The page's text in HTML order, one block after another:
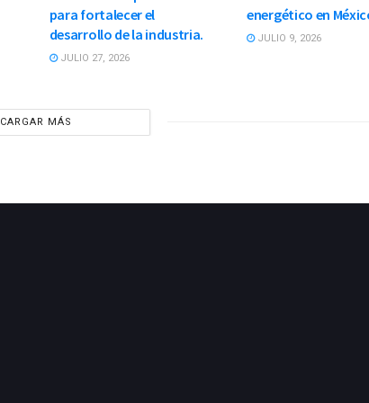
para fortalecer el
desarrollo de la industria.
JULIO 27, 2026
energético en
JULIO 9, 2026
CARGAR MÁS